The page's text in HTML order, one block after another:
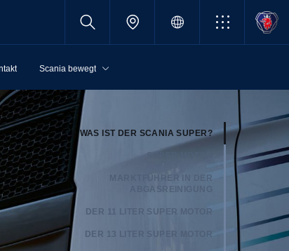
Scania bewegt
WAS IST DER SCANIA SUPER?
MARKTFÜHRER IN DER
ABGASREINIGUNG
DER 11 LITER SUPER MOTOR
DER 13 LITER SUPER MOTOR